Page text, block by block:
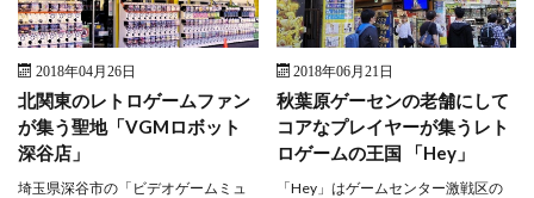
2018年04月26日
北関東のレトロゲームファン
が集う聖地「VGMロボット
深谷店」
埼玉県深谷市の「ビデオゲームミュ
2018年06月21日
秋葉原ゲーセンの老舗にして
コアなプレイヤーが集うレト
ロゲームの王国 「Hey」
「Hey」はゲームセンター激戦区の